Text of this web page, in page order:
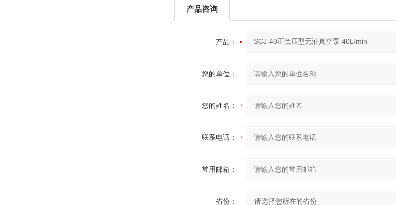
产品咨询
产品：
您的单位：
您的姓名：
联系电话：
常用邮箱：
省份：